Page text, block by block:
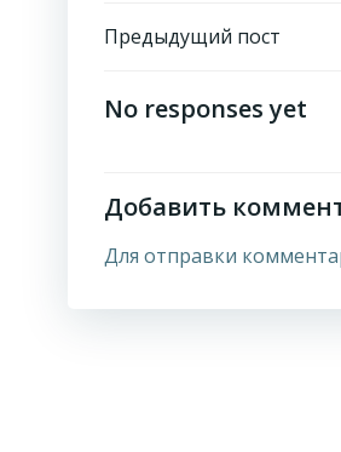
Навигация
по
Предыдущий пост
No responses yet
Добавить
Для отправки